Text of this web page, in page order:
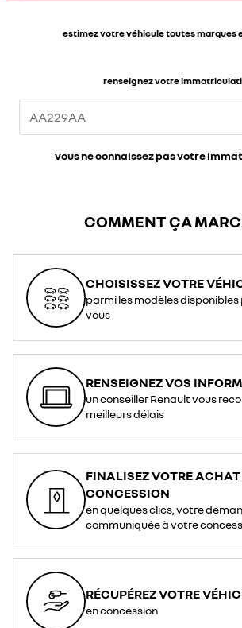
estimez votre véhicule toutes marques
renseignez votre
vous ne connaissez pas votre
COMMENT ÇA
CHOISISSEZ VOTRE
parmi les modèles disponibles
vous
RENSEIGNEZ VOS
un conseiller Renault vous
meilleurs délais
FINALISEZ VOTRE ACHAT
CONCESSION
en quelques clics, votre
communiquée à votre
RÉCUPÉREZ VOTRE
en concession